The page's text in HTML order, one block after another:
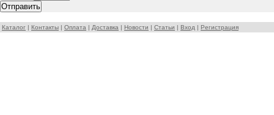
Каталог | Контакты | Оплата | Доставка | Новости | Статьи | Вход | Регистрация